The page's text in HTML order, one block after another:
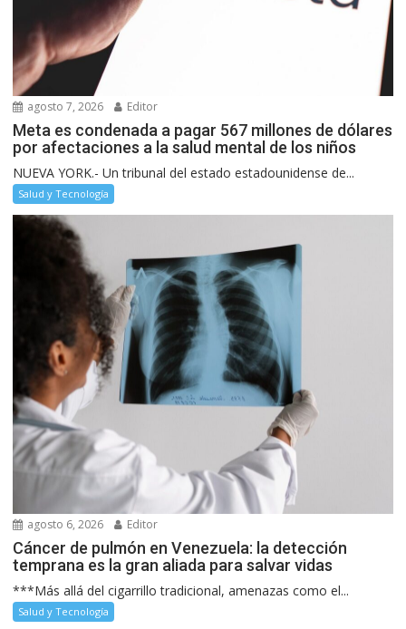
agosto 7, 2026 Editor
Meta es condenada a pagar 567 millones de dólares
por afectaciones a la salud mental de los niños
NUEVA YORK.- Un tribunal del estado estadounidense de...
Salud y Tecnología
agosto 6, 2026 Editor
Cáncer de pulmón en Venezuela: la detección
temprana es la gran aliada para salvar vidas
***Más allá del cigarrillo tradicional, amenazas como el...
Salud y Tecnología